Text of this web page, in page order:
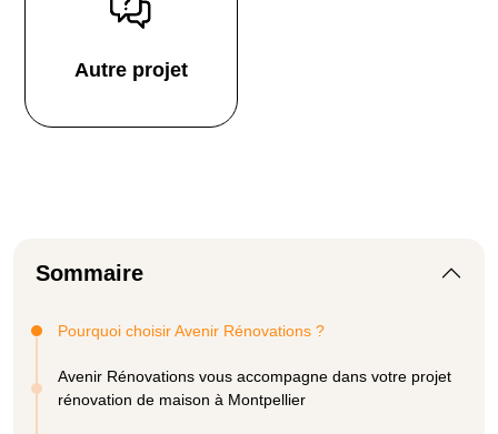
Autre projet
Sommaire
Pourquoi choisir Avenir Rénovations ?
Avenir Rénovations vous accompagne dans votre projet
rénovation de maison à Montpellier